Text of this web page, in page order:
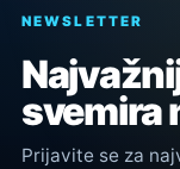
NEWSLETTER
svemira
Prijavite se za